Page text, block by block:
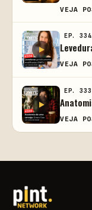
VEJA
EP. 334
VEJA
EP. 333
VEJA